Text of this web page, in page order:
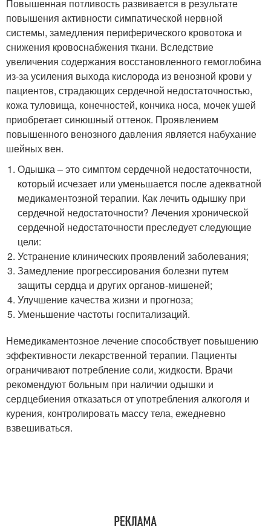
Повышенная потливость развивается в результате
повышения активности симпатической нервной
системы, замедления периферического кровотока и
снижения кровоснабжения ткани. Вследствие
увеличения содержания восстановленного гемоглобина
из-за усиления выхода кислорода из венозной крови у
пациентов, страдающих сердечной недостаточностью,
кожа туловища, конечностей, кончика носа, мочек ушей
приобретает синюшный оттенок. Проявлением
повышенного венозного давления является набухание
шейных вен.
Одышка – это симптом сердечной недостаточности,
который исчезает или уменьшается после адекватной
медикаментозной терапии. Как лечить одышку при
сердечной недостаточности? Лечения хронической
сердечной недостаточности преследует следующие
цели:
Устранение клинических проявлений заболевания;
Замедление прогрессирования болезни путем
защиты сердца и других органов-мишеней;
Улучшение качества жизни и прогноза;
Уменьшение частоты госпитализаций.
Немедикаментозное лечение способствует повышению
эффективности лекарственной терапии. Пациенты
ограничивают потребление соли, жидкости. Врачи
рекомендуют больным при наличии одышки и
сердцебиения отказаться от употребления алкоголя и
курения, контролировать массу тела, ежедневно
взвешиваться.